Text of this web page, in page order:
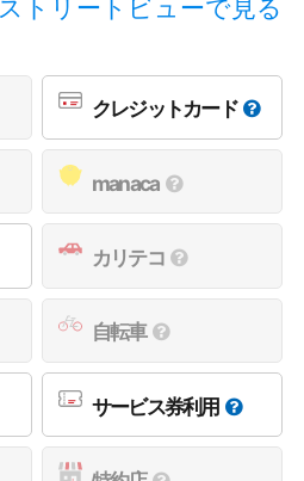
ストリートビューで見る
クレジットカード
manaca
カリテコ
自転車
サービス券利用